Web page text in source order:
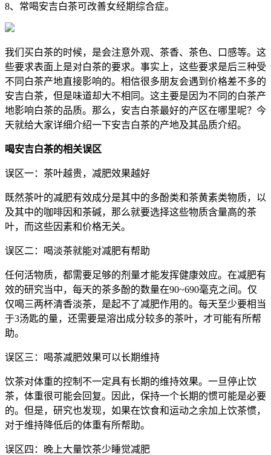
8、常喝安吉白茶可改善女经期综合症。
我们买白茶的时候，是会注意外观、茶香、茶色、口感等。这
些要求表面上是对白茶的要求。事实上，这些要求是后三种受
不同白茶产地直接影响的。相信很多朋友会遇到价格差不多的
安吉白茶，但是味道却大不相同。这主要是因为不同的白茶产
地影响白茶的品质。那么，安吉白茶最好的产区在哪里呢？今
天就给大家详细介绍一下安吉白茶的产地及其品质介绍。
喝安吉白茶的相关误区
误区一：茶叶越贵，减肥效果越好
既然茶叶的减肥有效成分是其中的多酚类和茶黄素类物质，以
及其中的咖啡因和茶碱，那么就要选择这些物质含量高的茶
叶，而这些因素和价格无关。
误区二：喝淡茶就能对减肥有帮助
任何活物质，都需要足够的剂量才能发挥健康效应。在减肥有
效的研究当中，每天的茶多酚的数量在90~690毫克之间。仅
仅喝三两杯清香淡茶，是起不了减肥作用的。每天至少要相当
于3汤匙的量，还需要是溶出成分较多的茶叶，才可能有所帮
助。
误区三：喝茶减肥效果可以长期维持
饮茶对体重的控制不一定具有长期的维持效果。一旦停止饮
茶，体重很可能会回复。因此，保持一个长期的惯可能是必要
的。但是，研究也发现，如果在饮食和运动之余加上饮茶惯，
对于维持降低后的体重有所帮助。
误区四：晚上大量饮茶少睡觉减肥